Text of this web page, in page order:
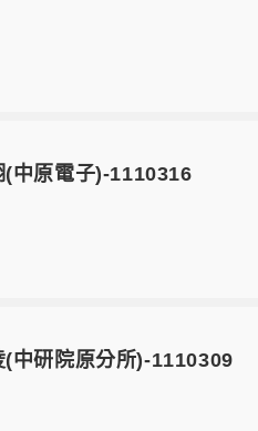
中原電子)-1110316
中研院原分所)-1110309